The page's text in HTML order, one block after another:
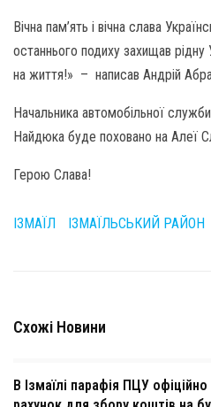
Вічна пам’ять і вічна слава
останнього подиху захищав рідну
на життя!» – написав Андрій
Начальника автомобільної
Найдюка буде поховано на Алеї
Герою Слава!
ІЗМАЇЛ ІЗМАЇЛЬСЬКИЙ РАЙОН
Схожі Новини
В Ізмаїлі парафія ПЦУ